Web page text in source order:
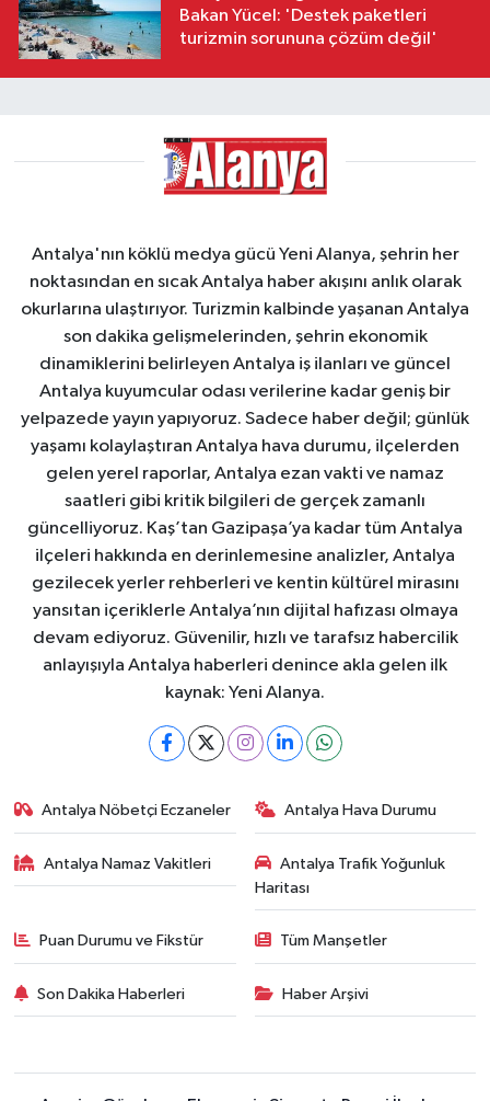
Bakan Yücel: 'Destek paketleri
turizmin sorununa çözüm değil'
Antalya'nın köklü medya gücü Yeni Alanya, şehrin her
noktasından en sıcak Antalya haber akışını anlık olarak
okurlarına ulaştırıyor. Turizmin kalbinde yaşanan Antalya
son dakika gelişmelerinden, şehrin ekonomik
dinamiklerini belirleyen Antalya iş ilanları ve güncel
Antalya kuyumcular odası verilerine kadar geniş bir
yelpazede yayın yapıyoruz. Sadece haber değil; günlük
yaşamı kolaylaştıran Antalya hava durumu, ilçelerden
gelen yerel raporlar, Antalya ezan vakti ve namaz
saatleri gibi kritik bilgileri de gerçek zamanlı
güncelliyoruz. Kaş’tan Gazipaşa’ya kadar tüm Antalya
ilçeleri hakkında en derinlemesine analizler, Antalya
gezilecek yerler rehberleri ve kentin kültürel mirasını
yansıtan içeriklerle Antalya’nın dijital hafızası olmaya
devam ediyoruz. Güvenilir, hızlı ve tarafsız habercilik
anlayışıyla Antalya haberleri denince akla gelen ilk
kaynak: Yeni Alanya.
Antalya Nöbetçi Eczaneler Antalya Hava Durumu
Antalya Namaz Vakitleri
Antalya Trafik Yoğunluk
Haritası
Puan Durumu ve Fikstür Tüm Manşetler
Son Dakika Haberleri Haber Arşivi